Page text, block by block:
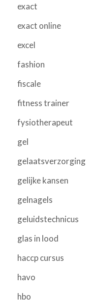
exact
exact online
excel
fashion
fiscale
fitness trainer
fysiotherapeut
gel
gelaatsverzorging
gelijke kansen
gelnagels
geluidstechnicus
glas in lood
haccp cursus
havo
hbo